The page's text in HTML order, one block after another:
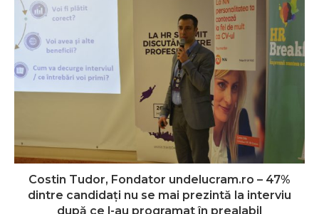
Costin Tudor, Fondator undelucram.ro – 47%
dintre candidați nu se mai prezintă la interviu
după ce l-au programat în prealabil